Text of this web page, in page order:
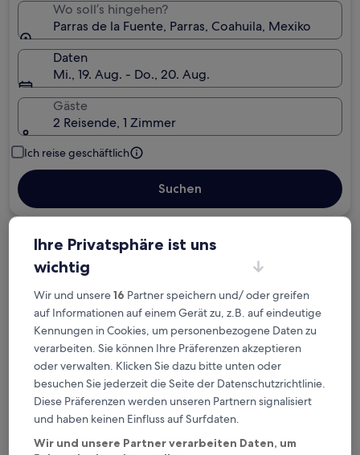
Wo soll’s hingehen?
Parras de la Fuente, Parras, Coahuila, Mexiko
Daten
Mi., 19. Aug. - Do., 20. Aug.
Gäste
2 Reisende, 1 Zimmer
Ich reise geschäftlich
Suchen
Kostenlose Stornierung bei
Planänderungen
Verdiene Prämien für jede
wahrgenommene Übernachtung
Mehr sparen mit Preisen für Mitglieder
Überprüfe die Preise für diese Daten
Ihre Privatsphäre ist uns
wichtig
Wir und unsere16 Partner speichern und/ oder greifen
auf Informationen auf einem Gerät zu, z.B. auf eindeutige
Kennungen in Cookies, um personenbezogene Daten zu
verarbeiten. Sie können Ihre Präferenzen akzeptieren
oder verwalten. Klicken Sie dazu bitte unten oder
besuchen Sie jederzeit die Seite der Datenschutzrichtlinie.
Diese Präferenzen werden unseren Partnern signalisiert
und haben keinen Einfluss auf Surfdaten.
Wir und unsere Partner verarbeiten Daten, um